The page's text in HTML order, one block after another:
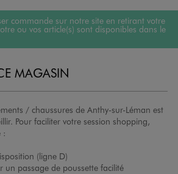
commande sur notre site en retirant votre
ou vos article(s) sont disponibles dans le
MAGASIN
/ chaussures de Anthy-sur-Léman est
Pour faciliter votre session shopping,
:
(ligne D)
un passage de poussette facilité